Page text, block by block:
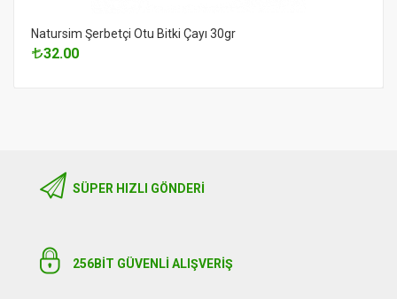
Natursim Şerbetçi Otu Bitki Çayı 30gr
32.00
SÜPER HIZLI GÖNDERI
256BIT GÜVENLİ ALIŞVERİŞ